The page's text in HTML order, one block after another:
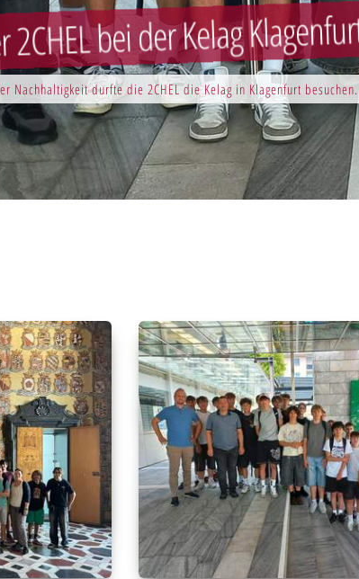
Nachhaltigkeit durfte die 2CHEL die Kelag in Klagenfurt besuchen.
bei der Kelag Klagenfurt